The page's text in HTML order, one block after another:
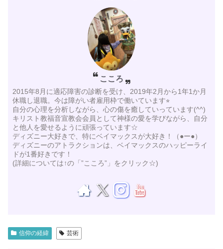
こころ
2015年8月に適応障害の診断を受け、2019年2月から1年1か月
休職し退職。今は障がい者雇用枠で働いています⭐︎
自分の心理を分析しながら、心の傷を癒していっています(^^)
キリスト教福音宣教会会員として神様の愛を学びながら、自分
と他人を愛せるように頑張っています☆
ディズニー大好きで、特にベイマックスが大好き！（●ー●）
ディズニーのアトラクションは、ベイマックスのハッピーライ
ドが1番好きです！
(詳細については↑の「”こころ”」をクリック☆)
信仰の経緯 芸術